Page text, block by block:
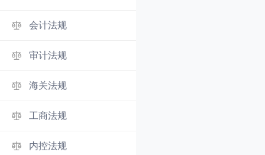
会计法规
审计法规
海关法规
工商法规
内控法规